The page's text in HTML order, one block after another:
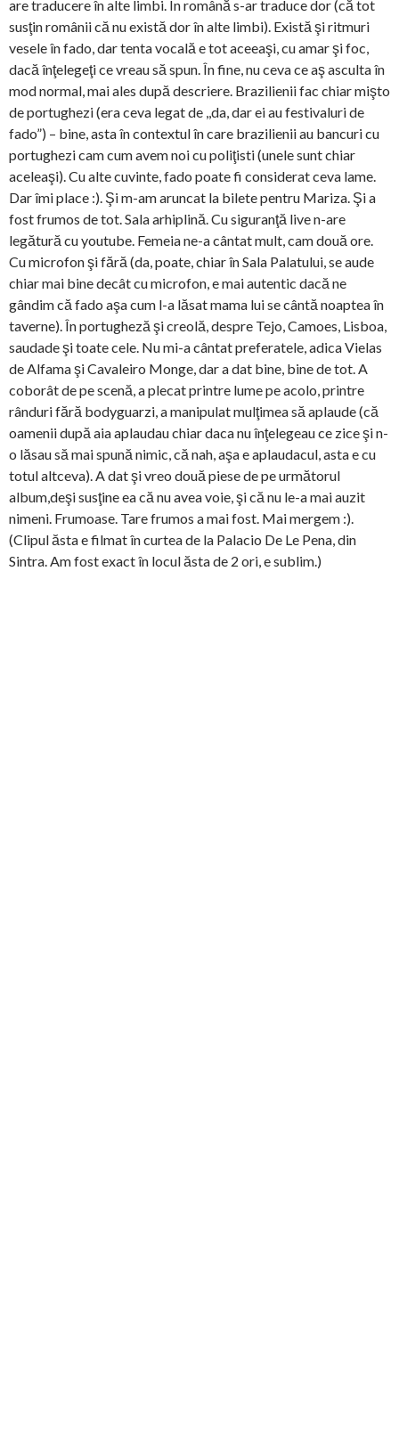
are traducere în alte limbi. În română s-ar traduce dor (că tot
susţin românii că nu există dor în alte limbi). Există şi ritmuri
vesele în fado, dar tenta vocală e tot aceeaşi, cu amar şi foc,
dacă înţelegeţi ce vreau să spun. În fine, nu ceva ce aş asculta în
mod normal, mai ales după descriere. Brazilienii fac chiar mişto
de portughezi (era ceva legat de ,,da, dar ei au festivaluri de
fado”) – bine, asta în contextul în care brazilienii au bancuri cu
portughezi cam cum avem noi cu poliţisti (unele sunt chiar
aceleaşi). Cu alte cuvinte, fado poate fi considerat ceva lame.
Dar îmi place :). Şi m-am aruncat la bilete pentru Mariza. Şi a
fost frumos de tot. Sala arhiplină. Cu siguranţă live n-are
legătură cu youtube. Femeia ne-a cântat mult, cam două ore.
Cu microfon şi fără (da, poate, chiar în Sala Palatului, se aude
chiar mai bine decât cu microfon, e mai autentic dacă ne
gândim că fado aşa cum l-a lăsat mama lui se cântă noaptea în
taverne). În portugheză şi creolă, despre Tejo, Camoes, Lisboa,
saudade şi toate cele. Nu mi-a cântat preferatele, adica Vielas
de Alfama şi Cavaleiro Monge, dar a dat bine, bine de tot. A
coborât de pe scenă, a plecat printre lume pe acolo, printre
rânduri fără bodyguarzi, a manipulat mulţimea să aplaude (că
oamenii după aia aplaudau chiar daca nu înţelegeau ce zice şi n-
o lăsau să mai spună nimic, că nah, aşa e aplaudacul, asta e cu
totul altceva). A dat şi vreo două piese de pe următorul
album,deşi susţine ea că nu avea voie, şi că nu le-a mai auzit
nimeni. Frumoase. Tare frumos a mai fost. Mai mergem :).
(Clipul ăsta e filmat în curtea de la Palacio De Le Pena, din
Sintra. Am fost exact în locul ăsta de 2 ori, e sublim.)